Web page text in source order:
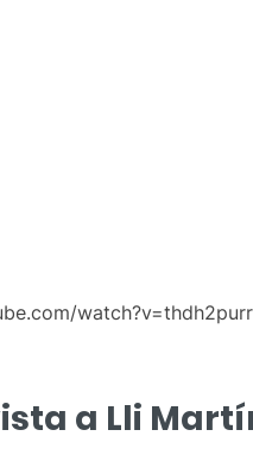
a Lli